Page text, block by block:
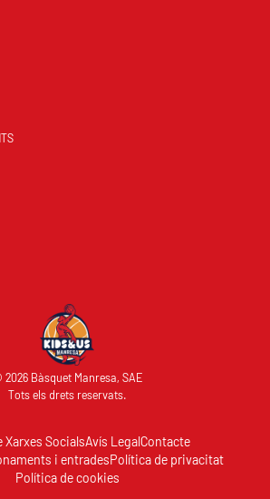
Bàsquet Manresa, SAE
Tots els drets reservats.
Xarxes SocialsAvís LegalContacte
i entradesPolítica de privacitat
Política de cookies